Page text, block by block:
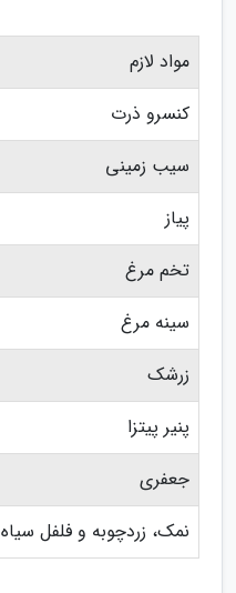
مواد لازم
کنسرو ذرت
سیب زمینی
پیاز
تخم مرغ
سینه مرغ
زرشک
پنیر پیتزا
جعفری
نمک، زردچوبه و فلفل سیاه